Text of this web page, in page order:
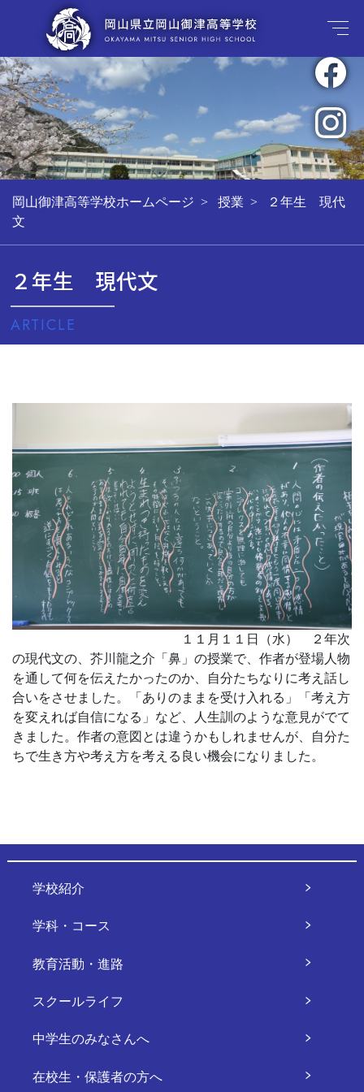
岡山御津高等学校ホームページ 授業
２年生 現代
文
２年生 現代文
ARTICLE
１１月１１日（水） ２年次
の現代文の、芥川龍之介「鼻」の授業で、作者が登場人物
を通して何を伝えたかったのか、自分たちなりに考え話し
合いをさせました。「ありのままを受け入れる」「考え方
を変えれば自信になる」など、人生訓のような意見がでて
きました。作者の意図とは違うかもしれませんが、自分た
ちで生き方や考え方を考える良い機会になりました。
学校紹介
学科・コース
教育活動・進路
スクールライフ
中学生のみなさんへ
在校生・保護者の方へ